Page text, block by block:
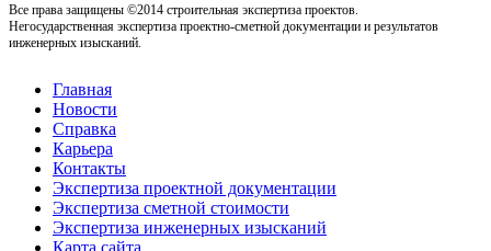
Все права защищены ©2014 строительная экспертиза проектов.
Негосударственная экспертиза проектно-сметной документации и результатов
инженерных изысканий.
Главная
Новости
Справка
Карьера
Контакты
Экспертиза проектной документации
Экспертиза сметной стоимости
Экспертиза инженерных изысканий
Карта сайта